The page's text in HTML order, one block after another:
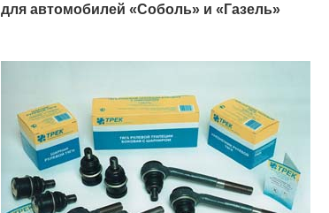
для автомобилей «Соболь» и «Газель»